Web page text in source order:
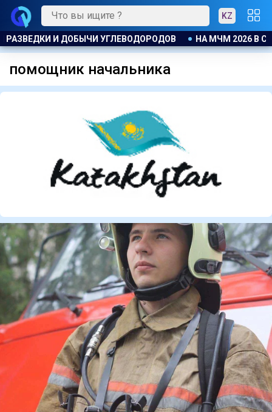
KZ
И ДОБЫЧИ УГЛЕВОДОРОДОВ НА МЧМ 2026 В США
помощник начальника